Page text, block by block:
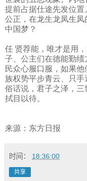
提前占据仕途先发位
公正，在龙生龙凤生
中国梦？
任 贤荐能，唯才是用
子、公主们在德能勤绩
民众心服口服，如果
族权势平步青云、只手
俗话说，君子之泽，
拭目以待。
来源：东方日报
时间： 18:36:00
共享